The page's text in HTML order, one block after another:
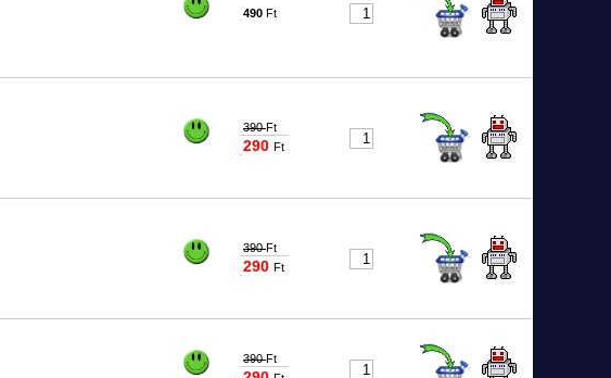
490 Ft
390Ft
290 Ft
390Ft
290 Ft
390Ft